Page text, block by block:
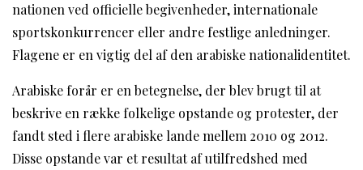
nationen ved officielle begivenheder, internationale
sportskonkurrencer eller andre festlige anledninger.
Flagene er en vigtig del af den arabiske nationalidentitet.
Arabiske forår er en betegnelse, der blev brugt til at
beskrive en række folkelige opstande og protester, der
fandt sted i flere arabiske lande mellem 2010 og 2012.
Disse opstande var et resultat af utilfredshed med